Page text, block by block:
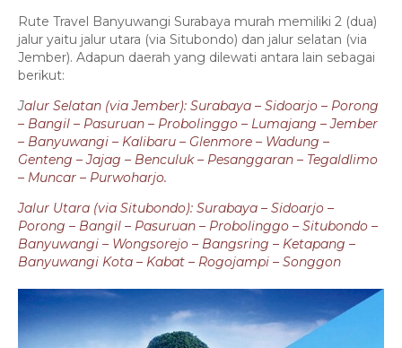
Rute Travel Banyuwangi Surabaya murah memiliki 2 (dua)
jalur yaitu jalur utara (via Situbondo) dan jalur selatan (via
Jember). Adapun daerah yang dilewati antara lain sebagai
berikut:
Jalur Selatan (via Jember): Surabaya – Sidoarjo – Porong
– Bangil – Pasuruan – Probolinggo – Lumajang – Jember
– Banyuwangi – Kalibaru – Glenmore – Wadung –
Genteng – Jajag – Benculuk – Pesanggaran – Tegaldlimo
– Muncar – Purwoharjo.
Jalur Utara (via Situbondo): Surabaya – Sidoarjo –
Porong – Bangil – Pasuruan – Probolinggo – Situbondo –
Banyuwangi – Wongsorejo – Bangsring – Ketapang –
Banyuwangi Kota – Kabat – Rogojampi – Songgon